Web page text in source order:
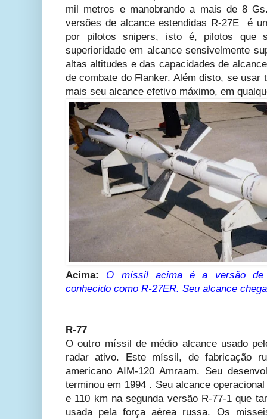
mil metros e manobrando a mais de 8
versões de alcance estendidas R-27E é
por pilotos snipers, isto é, pilotos que
superioridade em alcance sensivelmente
altas altitudes e das capacidades de
de combate do Flanker. Além disto, se usar
mais seu alcance efetivo máximo, em
Acima:
O míssil acima é a versão de
conhecido como R-27ER. Seu alcance
R-77
O outro míssil de médio alcance usado
radar ativo. Este míssil, de fabricação
americano AIM-120 Amraam. Seu
terminou em 1994 . Seu alcance
e 110 km na segunda versão R-77-1 que
usada pela força aérea russa. Os